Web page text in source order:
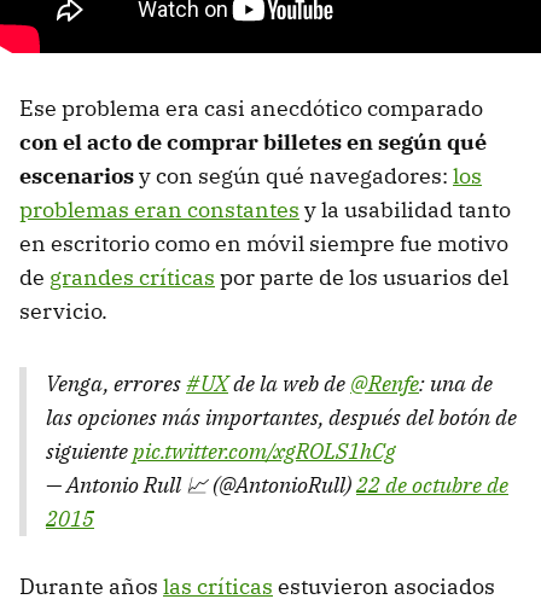
Ese problema era casi anecdótico comparado
con el acto de comprar billetes en según qué
escenariosy con según qué navegadores: los
problemas eran constantes y la usabilidad tanto
en escritorio como en móvil siempre fue motivo
de grandes críticas por parte de los usuarios del
servicio.
Venga, errores#UXde la web de @Renfe: una de
las opciones más importantes, después del botón de
siguientepic.twitter.com/xgROLS1hCg
— Antonio Rull 📈 (@AntonioRull)22 de octubre de
2015
Durante años las críticas estuvieron asociados